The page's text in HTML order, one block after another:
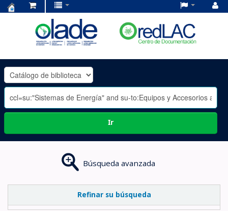
OLADE
-
Ir
Búsqueda avanzada
Refinar su búsqueda